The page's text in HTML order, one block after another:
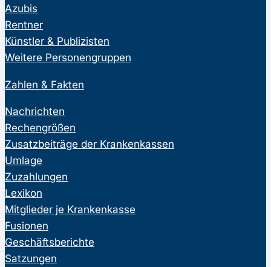
Azubis
Rentner
Künstler & Publizisten
Weitere Personengruppen
Zahlen & Fakten
Nachrichten
Rechengrößen
Zusatzbeiträge der Krankenkassen
Umlage
Zuzahlungen
Lexikon
Mitglieder je Krankenkasse
Fusionen
Geschäftsberichte
Satzungen